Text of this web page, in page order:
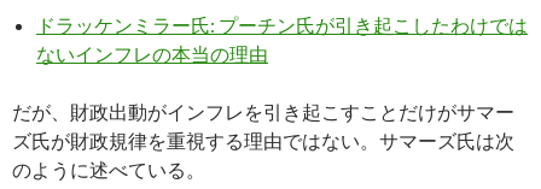
ドラッケンミラー氏: プーチン氏が引き起こしたわけでは
ないインフレの本当の理由
だが、財政出動がインフレを引き起こすことだけがサマー
ズ氏が財政規律を重視する理由ではない。サマーズ氏は次
のように述べている。